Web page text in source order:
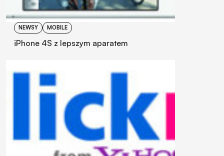
NEWSY MOBILE
iPhone 4S z lepszym aparatem